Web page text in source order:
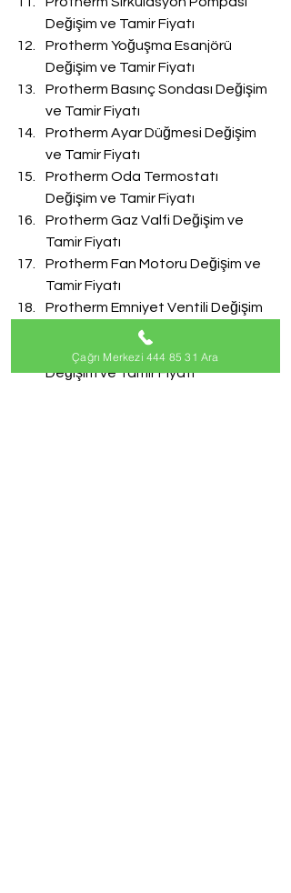
Değişim ve Tamir Fiyatı
Protherm Yoğuşma Esanjörü
Değişim ve Tamir Fiyatı
Protherm Basınç Sondası Değişim
ve Tamir Fiyatı
Protherm Ayar Düğmesi Değişim
ve Tamir Fiyatı
Protherm Oda Termostatı
Değişim ve Tamir Fiyatı
Protherm Gaz Valfi Değişim ve
Tamir Fiyatı
Protherm Fan Motoru Değişim ve
Tamir Fiyatı
Protherm Emniyet Ventili Değişim
ve Tamir Fiyatı
Protherm Doldurma Musluğu
Değişim ve Tamir Fiyatı
Çağrı Merkezi 444 85 31 Ara